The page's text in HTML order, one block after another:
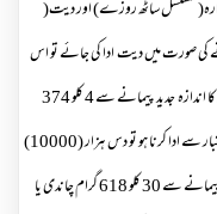
مسلسل ساٹھ روزے) اور دیت(
کی صورت میں دیت ادا کی جائے تو اس
کی مقدار ایک ہزار (1000) دینار یعنی 375 تولہ سونا ہے، جس کا اندازہ جدید پیمانے سے 4 کلو 374
گرام سونا یا اس کی قیمت بنتی ہے،اور اگر دراہم (چاندی) کے اعتبار سے ادا کرنا ہو تو دس ہزار (10000)
درہم ،یعنی 2625 تولہ چاندی دی جائے گی ،جس کا اندازہ جدید پیمانے سے 30 کلو 618 گرام چاندی یا